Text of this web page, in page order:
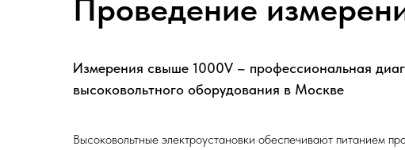
Проведение
Измерения свыше 1000V – профессиональная
высоковольтного оборудования в Москве
Высоковольтные электроустановки обеспечивают питанием